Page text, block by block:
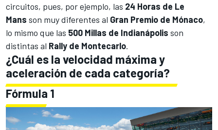
circuitos, pues, por ejemplo, las 24 Horas de Le
Mans son muy diferentes al Gran Premio de Mónaco,
lo mismo que las 500 Millas de Indianápolis son
distintas al Rally de Montecarlo.
¿Cuál es la velocidad máxima y
aceleración de cada categoría?
Fórmula 1